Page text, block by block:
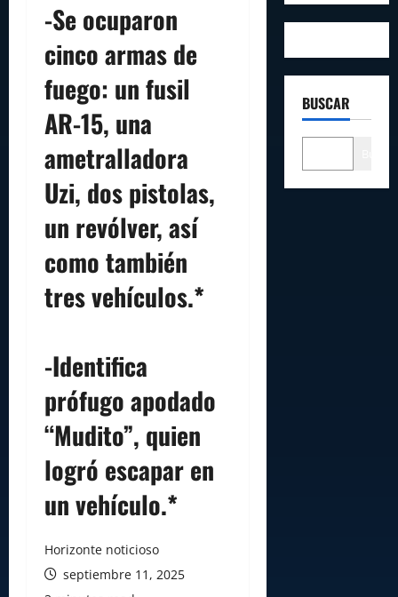
-Se ocuparon
cinco armas de
fuego: un fusil
AR-15, una
ametralladora
Uzi, dos pistolas,
un revólver, así
como también
tres vehículos.*
-Identifica
prófugo apodado
“Mudito”, quien
logró escapar en
un vehículo.*
Horizonte noticioso
septiembre 11, 2025
BUSCAR